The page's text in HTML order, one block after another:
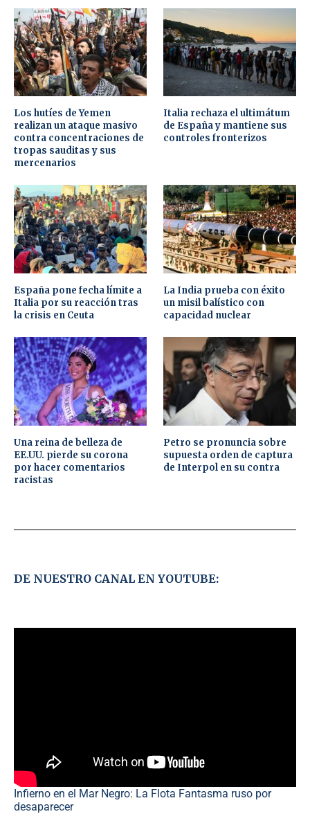
Los hutíes de Yemen
realizan un ataque masivo
contra concentraciones de
tropas sauditas y sus
mercenarios
Italia rechaza el ultimátum
de España y mantiene sus
controles fronterizos
España pone fecha límite a
Italia por su reacción tras
la crisis en Ceuta
La India prueba con éxito
un misil balístico con
capacidad nuclear
Una reina de belleza de
EE.UU. pierde su corona
por hacer comentarios
racistas
Petro se pronuncia sobre
supuesta orden de captura
de Interpol en su contra
DE NUESTRO CANAL EN YOUTUBE:
Infierno en el Mar Negro: La Flota Fantasma ruso por
desaparecer